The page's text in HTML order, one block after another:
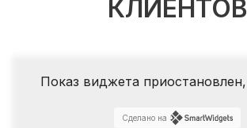
КЛИЕНТОВ
Показ виджета приостановлен,
Сделано на